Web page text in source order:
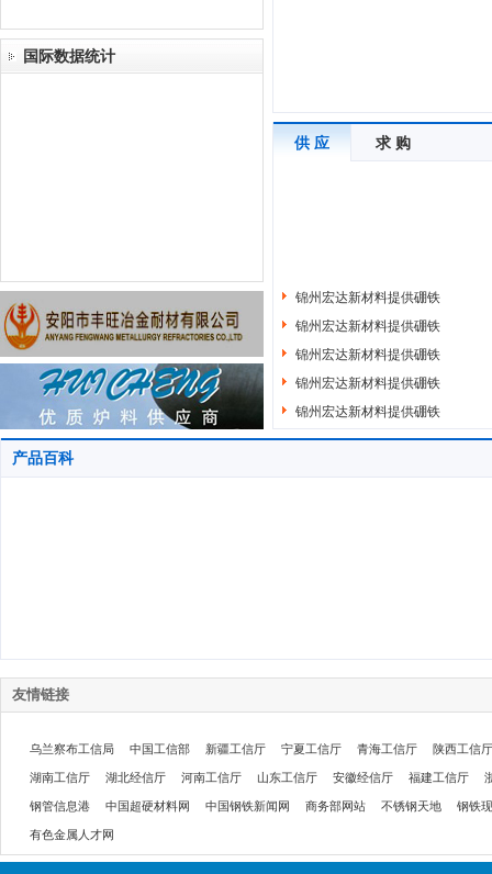
国际数据统计
供 应 求 购
锦州宏达新材料提供硼铁
锦州宏达新材料提供硼铁
锦州宏达新材料提供硼铁
锦州宏达新材料提供硼铁
锦州宏达新材料提供硼铁
产品百科
友情链接
乌兰察布工信局 中国工信部 新疆工信厅 宁夏工信厅 青海工信厅 陕西工信厅
湖南工信厅 湖北经信厅 河南工信厅 山东工信厅 安徽经信厅 福建工信厅
钢管信息港 中国超硬材料网 中国钢铁新闻网 商务部网站 不锈钢天地 钢铁
有色金属人才网